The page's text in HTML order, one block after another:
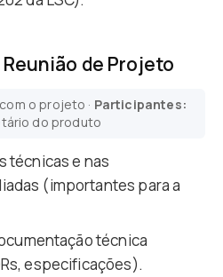
de Projeto
o projeto · Participantes:
do produto
técnicas e nas
(importantes para a
técnica
especificações).